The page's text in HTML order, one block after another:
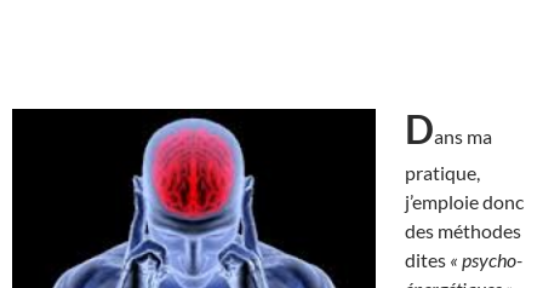
Dans ma
pratique,
j’emploie donc
des méthodes
dites « psycho-